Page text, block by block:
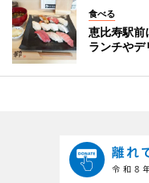
食べる
恵比寿駅
ランチやデ